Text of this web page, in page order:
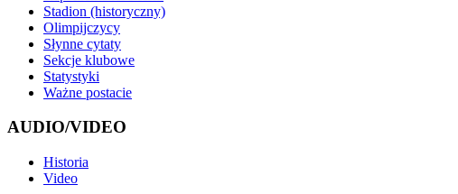
Stadion (historyczny)
Olimpijczycy
Słynne cytaty
Sekcje klubowe
Statystyki
Ważne postacie
AUDIO/VIDEO
Historia
Video